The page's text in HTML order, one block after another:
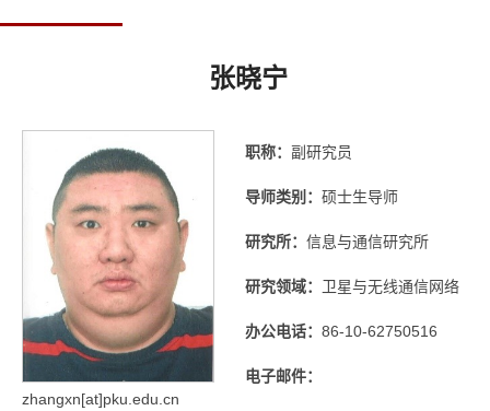
张晓宁
职称： 副研究员
导师类别： 硕士生导师
研究所： 信息与通信研究所
研究领域： 卫星与无线通信网络
办公电话： 86-10-62750516
电子邮件：
zhangxn[at]pku.edu.cn